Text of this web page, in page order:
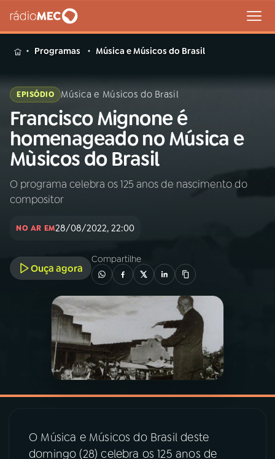
MENU
Buscar
na
Rádio
MEC
Buscar
Início AO VIVO
INÍCIO
A RÁDIO
PROGRAMAÇÃO
PROGRAMAS
Programas Música e Músicos do Brasil
EPISÓDIO Música e Músicos do Brasil
Francisco Mignone é
homenageado no Música e
Mùsicos do Brasil
O programa celebra os 125 anos de nascimento do
compositor
NO AR EM28/08/2022, 22:00
Ouça agora
Compartilhe
O Música e Músicos do Brasil deste
domingo (28) celebra os 125 anos de